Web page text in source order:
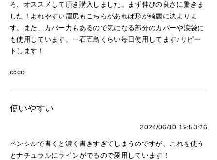
ろ、オススメして頂き購入しました。まず伸びの良さに驚きま
した！よれやすい眉尻もこちらがあれば形が綺麗に決まりま
す。また、カバー力もあるので気になる部分のカバーや涙袋に
も使用しています。一石五鳥くらい毎日使用してます♪リピー
トします！
coco
使いやすい
2024/06/10 19:53:26
ペンシルで書くと濃く書きすぎてしまうのですが、これを使う
とナチュラルにラインがでるので愛用しています！